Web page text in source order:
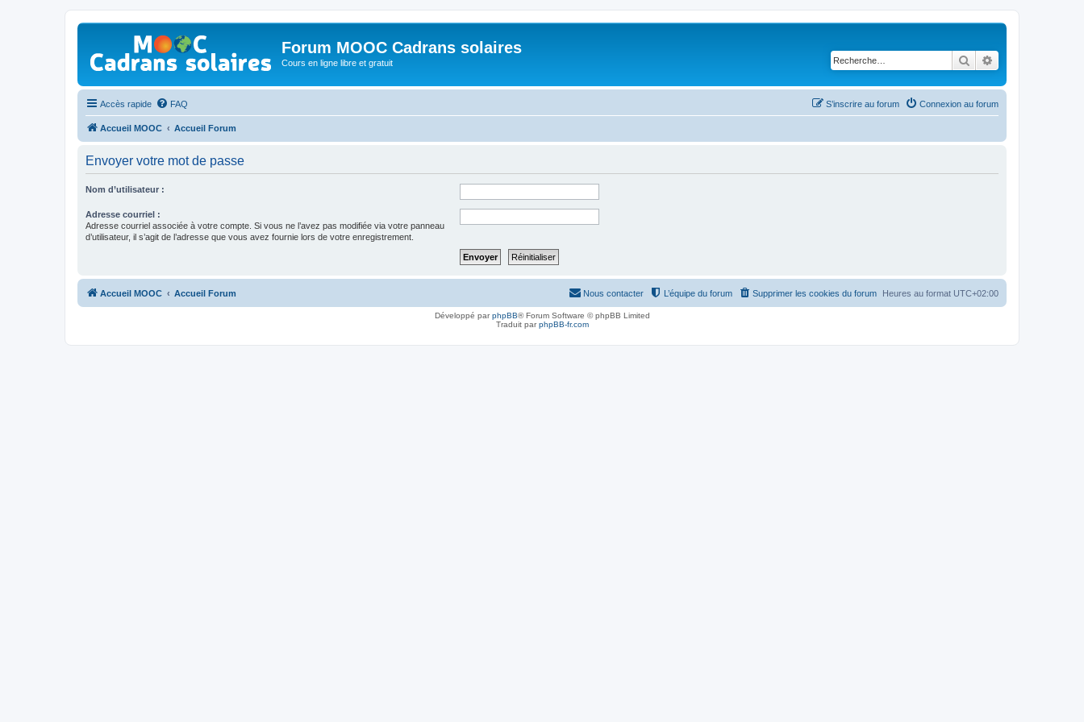
Forum MOOC Cadrans solaires
Cours en ligne libre et gratuit Rechercher
Accès rapide FAQ Connexion au forum
S’inscrire au forum
Accueil MOOC Accueil Forum
Envoyer votre mot de passe
Nom d’utilisateur :
Adresse courriel :
Adresse courriel associée à votre compte. Si vous ne l’avez pas modifiée via votre panneau
d’utilisateur, il s’agit de l’adresse que vous avez fournie lors de votre enregistrement.
Accueil MOOC Accueil Forum Heures au format UTC+02:00
Supprimer les cookies du forum
L’équipe du forum
Nous contacter
Développé parphpBB® Forum Software © phpBB Limited
Traduit parphpBB-fr.com